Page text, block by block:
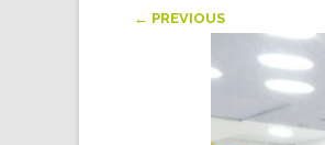
← PREVIOUS